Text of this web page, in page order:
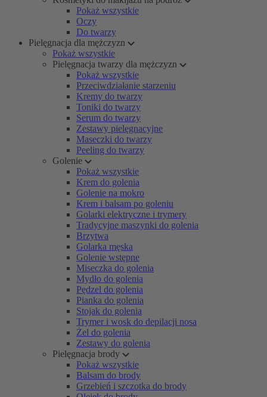
Pokaż wszystkie
Oczy
Do twarzy
Pielęgnacja dla mężczyzn
Pokaż wszystkie
Pielęgnacja twarzy dla mężczyzn
Pokaż wszystkie
Przeciwdziałanie starzeniu
Kremy do twarzy
Toniki do twarzy
Serum do twarzy
Zestawy pielęgnacyjne
Maseczki do twarzy
Peeling do twarzy
Golenie
Pokaż wszystkie
Krem do golenia
Golenie na mokro
Krem i balsam po goleniu
Golarki elektryczne i trymery
Tradycyjne maszynki do golenia
Brzytwa
Golarka męska
Golenie wstępne
Miseczka do golenia
Mydło do golenia
Pędzel do golenia
Pianka do golenia
Stojak do golenia
Trymer i wosk do depilacji nosa
Żel do golenia
Zestawy do golenia
Pielęgnacja brody
Pokaż wszystkie
Balsam do brody
Grzebień i szczotka do brody